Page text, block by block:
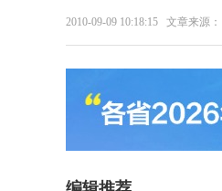
2010-09-09 10:18:15 文章来源